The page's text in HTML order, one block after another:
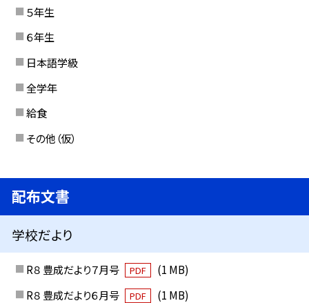
５年生
６年生
日本語学級
全学年
給食
その他（仮）
配布文書
学校だより
R８ 豊成だより７月号 PDF
(1 MB)
R８ 豊成だより６月号
PDF (1 MB)